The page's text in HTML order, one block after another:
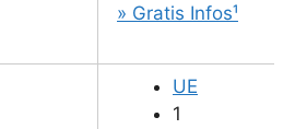
» Gratis Infos¹
UE
1